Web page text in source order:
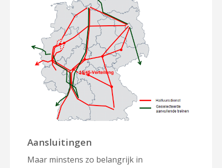
Aansluitingen
Maar minstens zo belangrijk in